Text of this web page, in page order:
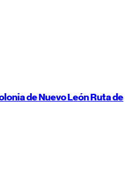
deNuevo LeónRuta de